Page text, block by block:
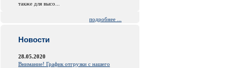
также для высо...
подробнее ...
Новости
28.05.2020
Внимание! График отгрузки с нашего